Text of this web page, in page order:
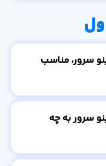
سرور، مناسب
سرور به چه